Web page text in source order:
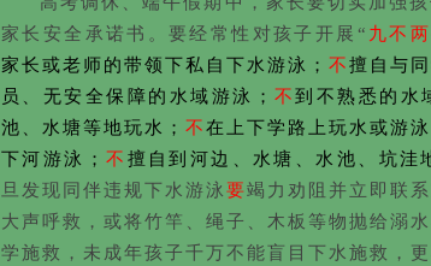
家长安全承诺书。要经常性对孩子开展 “ 九不
家长或老师的带领下私自下水游泳； 不擅自与
员、无安全保障的水域游泳； 不到不熟悉的水
池、水塘等地玩水； 不在上下学路上玩水或游泳
下河游泳； 不 擅自到河边、水塘、水池、坑洼
旦发现同伴违规下水游泳要竭力劝阻并立即联
大声呼救，或将竹竿、绳子、木板等物抛给溺
学施救，未成年孩子千万不能盲目下水施救，